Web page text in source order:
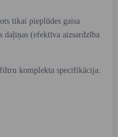
tikai pieplūdes gaisa
daļiņas (efektīva aizsardzība
komplekta specifikācija: